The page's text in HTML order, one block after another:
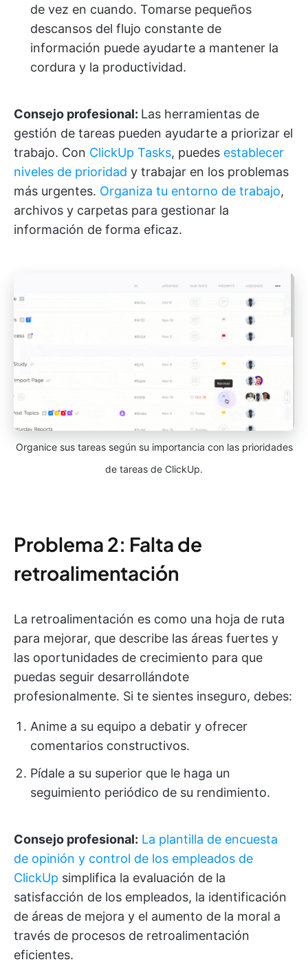
de vez en cuando. Tomarse pequeños
descansos del flujo constante de
información puede ayudarte a mantener la
cordura y la productividad.
Consejo profesional: Las herramientas de
gestión de tareas pueden ayudarte a priorizar el
trabajo. Con ClickUp Tasks, puedes establecer
niveles de prioridad y trabajar en los problemas
más urgentes. Organiza tu entorno de trabajo,
archivos y carpetas para gestionar la
información de forma eficaz.
Organice sus tareas según su importancia con las prioridades
de tareas de ClickUp.
Problema 2: Falta de
retroalimentación
La retroalimentación es como una hoja de ruta
para mejorar, que describe las áreas fuertes y
las oportunidades de crecimiento para que
puedas seguir desarrollándote
profesionalmente. Si te sientes inseguro, debes:
Anime a su equipo a debatir y ofrecer
comentarios constructivos.
Pídale a su superior que le haga un
seguimiento periódico de su rendimiento.
Consejo profesional: La plantilla de encuesta
de opinión y control de los empleados de
ClickUp simplifica la evaluación de la
satisfacción de los empleados, la identificación
de áreas de mejora y el aumento de la moral a
través de procesos de retroalimentación
eficientes.